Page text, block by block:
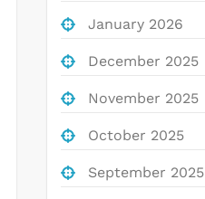
January 2026
December 2025
November 2025
October 2025
September 2025